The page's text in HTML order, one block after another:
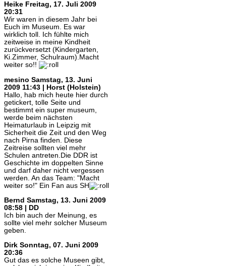
Heike Freitag, 17. Juli 2009
20:31
Wir waren in diesem Jahr bei
Euch im Museum. Es war
wirklich toll. Ich fühlte mich
zeitweise in meine Kindheit
zurückversetzt (Kindergarten,
Ki.Zimmer, Schulraum).Macht
weiter so!!
mesino Samstag, 13. Juni
2009 11:43 | Horst (Holstein)
Hallo, hab mich heute hier durch
getickert, tolle Seite und
bestimmt ein super museum,
werde beim nächsten
Heimaturlaub in Leipzig mit
Sicherheit die Zeit und den Weg
nach Pirna finden. Diese
Zeitreise sollten viel mehr
Schulen antreten.Die DDR ist
Geschichte im doppelten Sinne
und darf daher nicht vergessen
werden. An das Team: "Macht
weiter so!" Ein Fan aus SH
Bernd Samstag, 13. Juni 2009
08:58 | DD
Ich bin auch der Meinung, es
sollte viel mehr solcher Museum
geben.
Dirk Sonntag, 07. Juni 2009
20:36
Gut das es solche Museen gibt,